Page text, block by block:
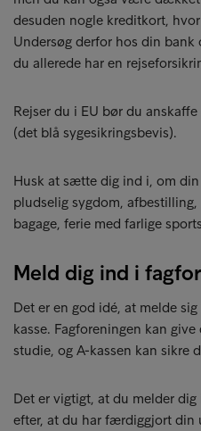
desuden nogle kreditkort,
Undersøg derfor hos din
du allerede har en
Rejser du i EU bør du
(det blå sygesikringsbevis).
Husk at sætte dig ind i, om
pludselig sygdom,
bagage, ferie med farlige
Meld dig ind i
Det er en god idé, at melde
kasse. Fagforeningen kan
studie, og A-kassen kan sikre
Det er vigtigt, at du melder dig
efter, at du har færdiggjort din